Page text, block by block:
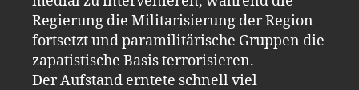
Regierung die Militarisierung der Region
fortsetzt und paramilitärische Gruppen die
zapatistische Basis terrorisieren.
Der Aufstand erntete schnell viel